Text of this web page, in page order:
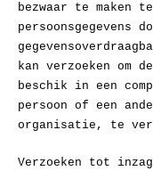
bezwaar te maken
persoonsgegevens
kan verzoeken om
beschik in een
persoon of een
organisatie, te
Verzoeken tot